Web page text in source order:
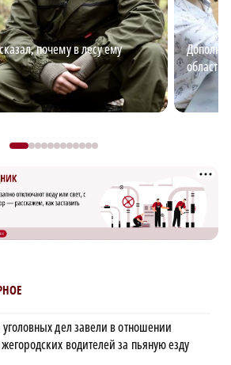
почему в лесу ему
области:
уголовных дел завели в отношении
водителей за пьяную езду